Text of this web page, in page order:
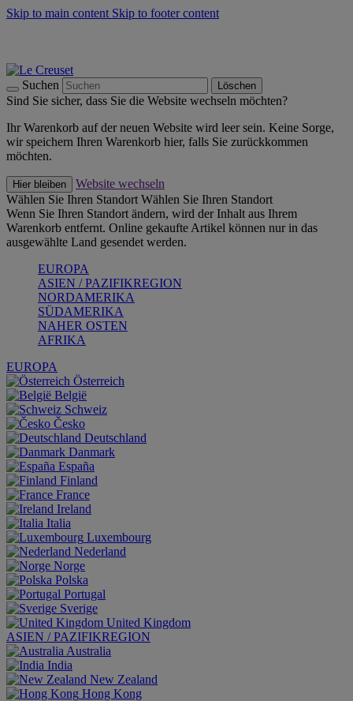
Skip to main content Skip to footer content
Suchen Löschen
Sind Sie sicher, dass Sie die Website wechseln möchten?
Ihr Warenkorb auf der neuen Website wird leer sein. Keine Sorge,
wir speichern Ihren Warenkorb hier, falls Sie zurückkommen
möchten.
Hier bleiben
Website wechseln
Wählen Sie Ihren Standort Wählen Sie Ihren Standort
Wenn Sie Ihren Standort ändern, wird der Inhalt aus Ihrem
Warenkorb entfernt. Online gekaufte Artikel können nur in das
ausgewählte Land gesendet werden.
EUROPA
ASIEN / PAZIFIKREGION
NORDAMERIKA
SÜDAMERIKA
NAHER OSTEN
AFRIKA
EUROPA
Österreich
België
Schweiz
Česko
Deutschland
Danmark
España
Finland
France
Ireland
Italia
Luxembourg
Nederland
Norge
Polska
Portugal
Sverige
United Kingdom
ASIEN / PAZIFIKREGION
Australia
India
New Zealand
Hong Kong